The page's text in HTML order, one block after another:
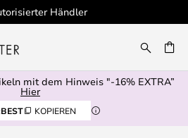
Händler
mit dem Hinweis "-16% EXTRA”
Hier
BEST KOPIEREN